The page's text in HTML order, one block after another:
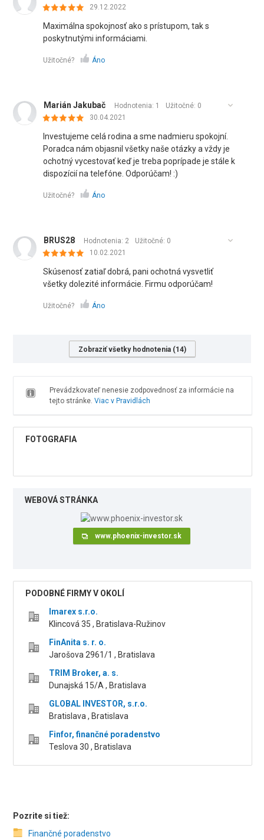
29.12.2022
Maximálna spokojnosť ako s prístupom, tak s
poskytnutými informáciami.
Užitočné? Áno
Marián Jakubač Hodnotenia: 1 Užitočné: 0
30.04.2021
Investujeme celá rodina a sme nadmieru spokojní.
Poradca nám objasnil všetky naše otázky a vždy je
ochotný vycestovať keď je treba poprípade je stále k
dispozícií na telefóne. Odporúčam! :)
Užitočné? Áno
BRUS28 Hodnotenia: 2 Užitočné: 0
10.02.2021
Skúsenosť zatiaľ dobrá, pani ochotná vysvetliť
všetky dolezité informácie. Firmu odporúčam!
Užitočné? Áno
Zobraziť všetky hodnotenia (14)
Prevádzkovateľ nenesie zodpovednosť za informácie na
tejto stránke. Viac v Pravidlách
FOTOGRAFIA
WEBOVÁ STRÁNKA
www.phoenix-investor.sk
PODOBNÉ FIRMY V OKOLÍ
Imarex s.r.o.
Klincová 35 , Bratislava-Ružinov
FinAnita s. r. o.
Jarošova 2961/1 , Bratislava
TRIM Broker, a. s.
Dunajská 15/A , Bratislava
GLOBAL INVESTOR, s.r.o.
Bratislava , Bratislava
Finfor, finančné poradenstvo
Teslova 30 , Bratislava
Pozrite si tiež:
Finančné poradenstvo